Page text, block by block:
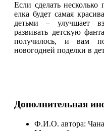
Если сделать
елка будет самая
детьми – улучшает
развивать детскую
получилось, и вам
новогодней поделки в
Дополнительная
Ф.И.О. автора: